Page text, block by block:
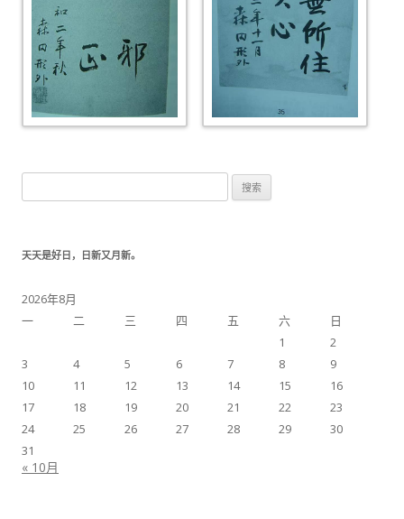
天天是好日，日新又月新。
2026年8月
一
二 三 四 五 六
日
1
2
3
4 5 6 7 8
9
10
11 12 13 14 15
16
17
18 19 20 21 22
23
24
25 26 27 28 29
30
31
« 10月